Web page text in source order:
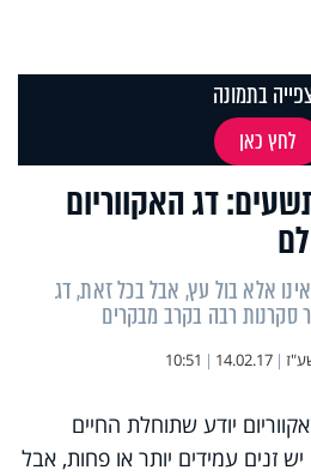
דג האקווריום
אלא בול עץ, אבל בכל זאת, דג
סקרנות רבה בקרב מבקרים
|
14.02.17
|
10:51
בתמונה
לחץ כאן
יודע שתוחלת החיים
זנים עמידים יותר או פחות, אבל